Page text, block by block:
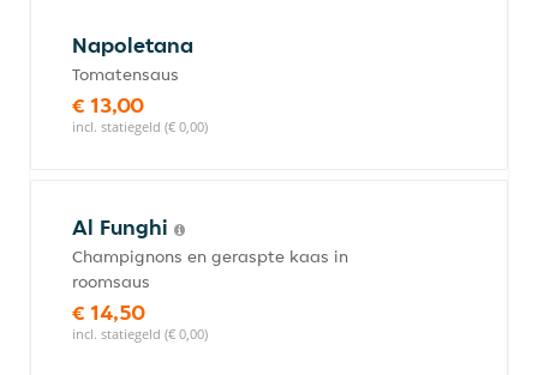
Napoletana
Tomatensaus
€ 13,00
incl. statiegeld (€ 0,00)
Al Funghi
Champignons en geraspte kaas in
roomsaus
€ 14,50
incl. statiegeld (€ 0,00)